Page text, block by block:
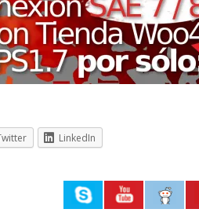
LinkedIn